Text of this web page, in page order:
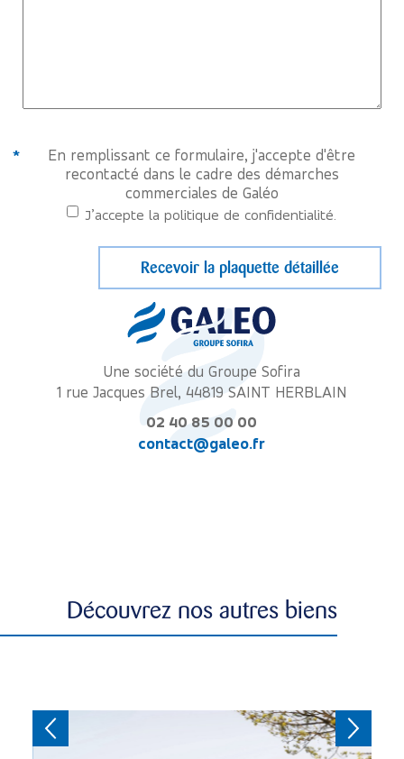
En remplissant ce formulaire, j'accepte d'être
recontacté dans le cadre des démarches
commerciales de Galéo
J’accepte la politique de confidentialité.
Une société du Groupe Sofira
1 rue Jacques Brel, 44819 SAINT HERBLAIN
02 40 85 00 00
contact@galeo.fr
Découvrez nos autres biens